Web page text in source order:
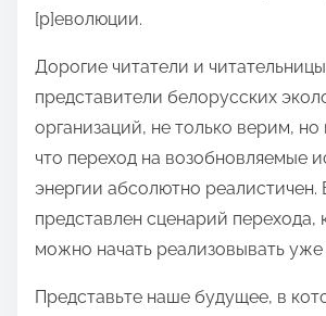
[р]еволюции.
Дорогие читатели и
представители белорусских
организаций, не только верим,
что переход на возобновляемые
энергии абсолютно реалистичен.
представлен сценарий перехода,
можно начать реализовывать уже
Представьте наше будущее, в